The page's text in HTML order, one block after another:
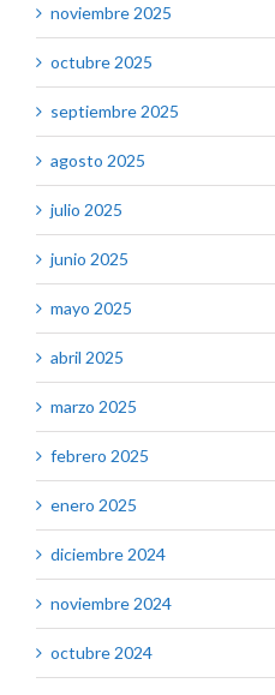
noviembre 2025
octubre 2025
septiembre 2025
agosto 2025
julio 2025
junio 2025
mayo 2025
abril 2025
marzo 2025
febrero 2025
enero 2025
diciembre 2024
noviembre 2024
octubre 2024